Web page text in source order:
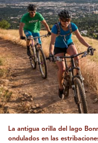
La antigua orilla del lago
ondulados en las